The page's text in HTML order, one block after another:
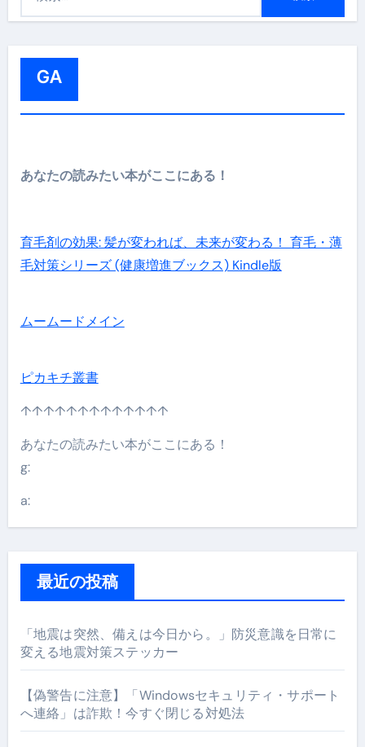
GA
あなたの読みたい本がここにある！
育毛剤の効果: 髪が変われば、未来が変わる！ 育毛・薄
毛対策シリーズ (健康増進ブックス) Kindle版
ムームードメイン
ピカキチ叢書
↑↑↑↑↑↑↑↑↑↑↑↑↑
あなたの読みたい本がここにある！
g:
a:
最近の投稿
「地震は突然、備えは今日から。」防災意識を日常に
変える地震対策ステッカー
【偽警告に注意】「Windowsセキュリティ・サポート
へ連絡」は詐欺！今すぐ閉じる対処法